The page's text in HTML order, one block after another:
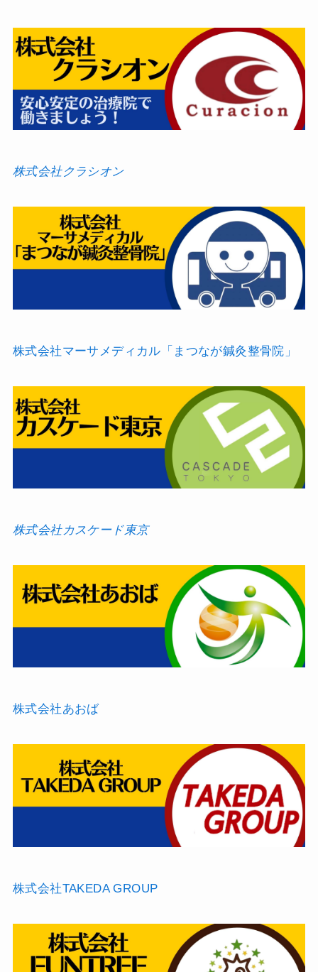
株式会社クラシオン
株式会社マーサメディカル「まつなが鍼灸整骨院」
株式会社カスケード東京
株式会社あおば
株式会社TAKEDA GROUP